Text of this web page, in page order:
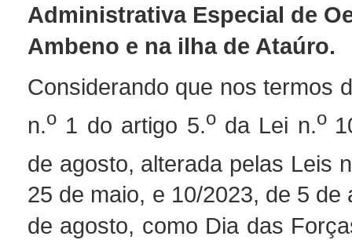
Administrativa Especial de
Ambeno e na ilha de Ataúro.
Considerando que nos termos
n.o 1 do artigo 5.oda Lei n.o
de agosto, alterada pelas Leis
25 de maio, e 10/2023, de 5 de
de agosto, como Dia das